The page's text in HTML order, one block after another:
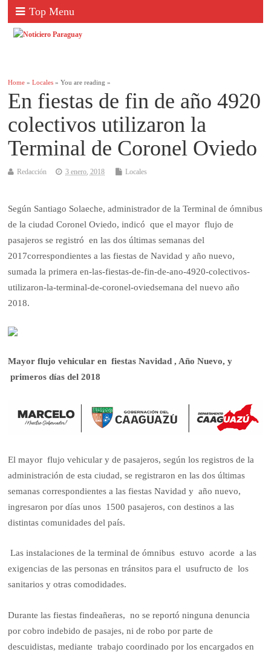
Top Menu
Home »Locales » You are reading »
En fiestas de fin de año 4920
colectivos utilizaron la
Terminal de Coronel Oviedo
Redacción 3 enero, 2018 Locales
Según Santiago Solaeche, administrador de la Terminal de ómnibus
de la ciudad Coronel Oviedo, indicó que el mayor flujo de
pasajeros se registró en las dos últimas semanas del
2017correspondientes a las fiestas de Navidad y año nuevo,
sumada la primera en-las-fiestas-de-fin-de-ano-4920-colectivos-
utilizaron-la-terminal-de-coronel-oviedsemana del nuevo año
2018.
Mayor flujo vehicular en fiestas Navidad , Año Nuevo, y
primeros días del 2018
El mayor flujo vehicular y de pasajeros, según los registros de la
administración de esta ciudad, se registraron en las dos últimas
semanas correspondientes a las fiestas Navidad y año nuevo,
ingresaron por días unos 1500 pasajeros, con destinos a las
distintas comunidades del país.
Las instalaciones de la terminal de ómnibus estuvo acorde a las
exigencias de las personas en tránsitos para el usufructo de los
sanitarios y otras comodidades.
Durante las fiestas findeañeras, no se reportó ninguna denuncia
por cobro indebido de pasajes, ni de robo por parte de
descuidistas, mediante trabajo coordinado por los encargados en